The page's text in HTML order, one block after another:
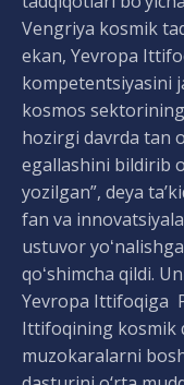
Vengriya kosmik
ekan, Yevropa
kompetentsiyasini
kosmos
hozirgi davrda tan
egallashini bildirib
yozilgan”, deya
fan va
ustuvor
qoʻshimcha qildi.
Yevropa Ittifoqiga
Ittifoqining kosmik
muzokaralarni